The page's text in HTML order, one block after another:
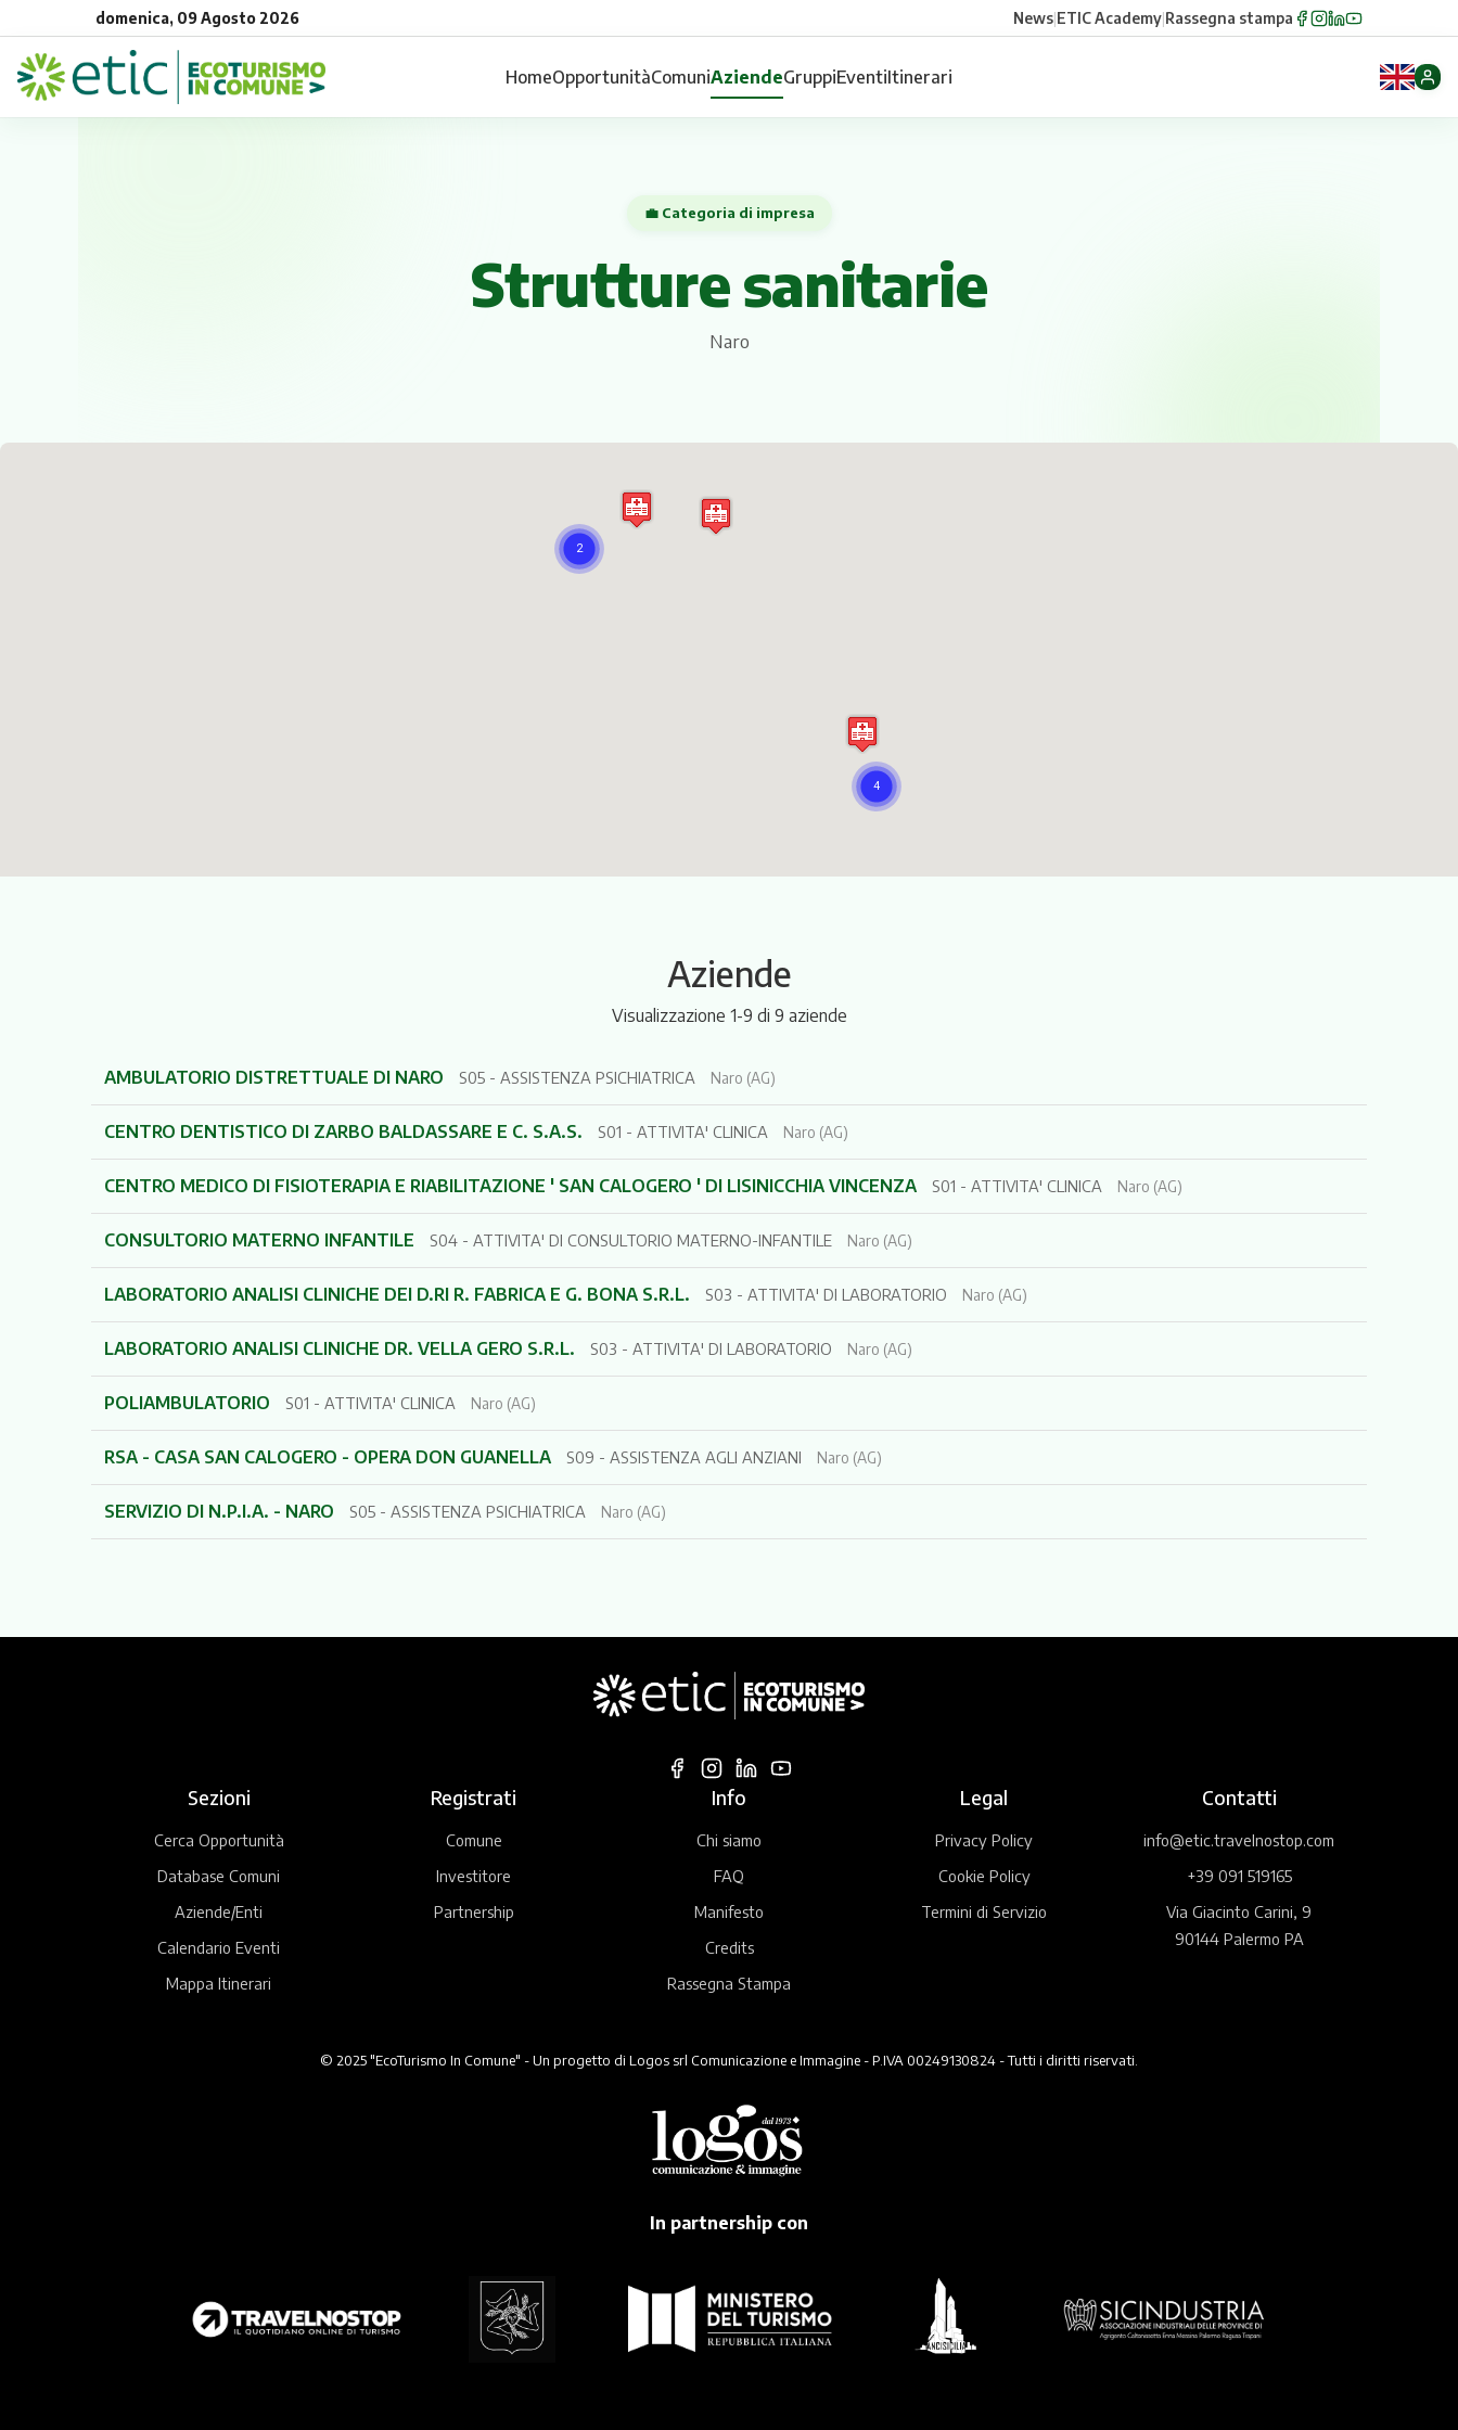
domenica, 09 Agosto 2026 News|ETIC Academy|Rassegna stampa
HomeOpportunitàComuniAziendeGruppiEventiItinerari
💼 Categoria di impresa
Strutture sanitarie
Naro
Aziende
Visualizzazione 1-9 di 9 aziende
AMBULATORIO DISTRETTUALE DI NARO S05 - ASSISTENZA PSICHIATRICA Naro (AG)
CENTRO DENTISTICO DI ZARBO BALDASSARE E C. S.A.S. S01 - ATTIVITA' CLINICA Naro (AG)
CENTRO MEDICO DI FISIOTERAPIA E RIABILITAZIONE ' SAN CALOGERO ' DI LISINICCHIA VINCENZA S01 - ATTIVITA' CLINICA Naro (AG)
CONSULTORIO MATERNO INFANTILE S04 - ATTIVITA' DI CONSULTORIO MATERNO-INFANTILE Naro (AG)
LABORATORIO ANALISI CLINICHE DEI D.RI R. FABRICA E G. BONA S.R.L. S03 - ATTIVITA' DI LABORATORIO Naro (AG)
LABORATORIO ANALISI CLINICHE DR. VELLA GERO S.R.L. S03 - ATTIVITA' DI LABORATORIO Naro (AG)
POLIAMBULATORIO S01 - ATTIVITA' CLINICA Naro (AG)
RSA - CASA SAN CALOGERO - OPERA DON GUANELLA S09 - ASSISTENZA AGLI ANZIANI Naro (AG)
SERVIZIO DI N.P.I.A. - NARO S05 - ASSISTENZA PSICHIATRICA Naro (AG)
Sezioni
Cerca Opportunità
Database Comuni
Aziende/Enti
Calendario Eventi
Mappa Itinerari
Registrati
Comune
Investitore
Partnership
Info
Chi siamo
FAQ
Manifesto
Credits
Rassegna Stampa
Legal
Privacy Policy
Cookie Policy
Termini di Servizio
Contatti
info@etic.travelnostop.com
+39 091 519165
Via Giacinto Carini, 9
90144 Palermo PA
© 2025 "EcoTurismo In Comune" - Un progetto di Logos srl Comunicazione e Immagine - P.IVA 00249130824 - Tutti i diritti riservati.
In partnership con